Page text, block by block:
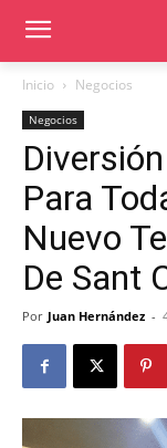
Inicio Negocios
Negocios
Para
Nuevo
De Sant
Por Juan Hernández -